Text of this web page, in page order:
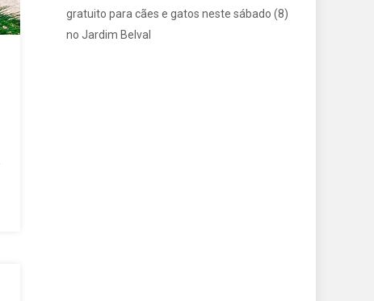
gratuito para cães e gatos neste sábado (8)
no Jardim Belval